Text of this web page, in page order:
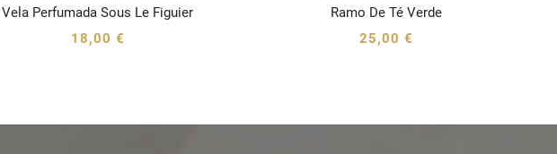
Vela Perfumada Sous Le Figuier

18,00 €
Ramo De Té Verde
25,00 €